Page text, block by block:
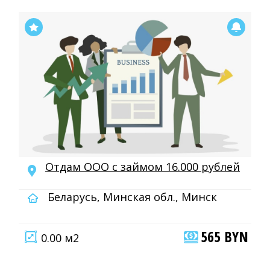
Отдам ООО с займом 16.000 рублей
Беларусь, Минская обл., Минск
0.00 м2 565 BYN